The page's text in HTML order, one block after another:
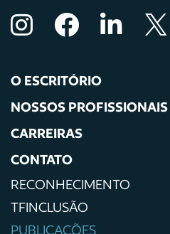
O ESCRITÓRIO
NOSSOS PROFISSIONAIS
CARREIRAS
CONTATO
RECONHECIMENTO
TFINCLUSÃO
PUBLICAÇÕES